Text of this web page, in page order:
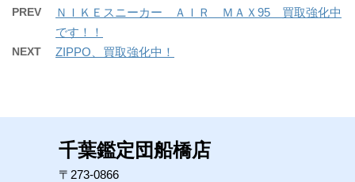
PREV
ＮＩＫＥスニーカー ＡＩＲ ＭＡＸ95 買取強化中
です！！
NEXT ZIPPO、買取強化中！
千葉鑑定団船橋店
〒273-0866